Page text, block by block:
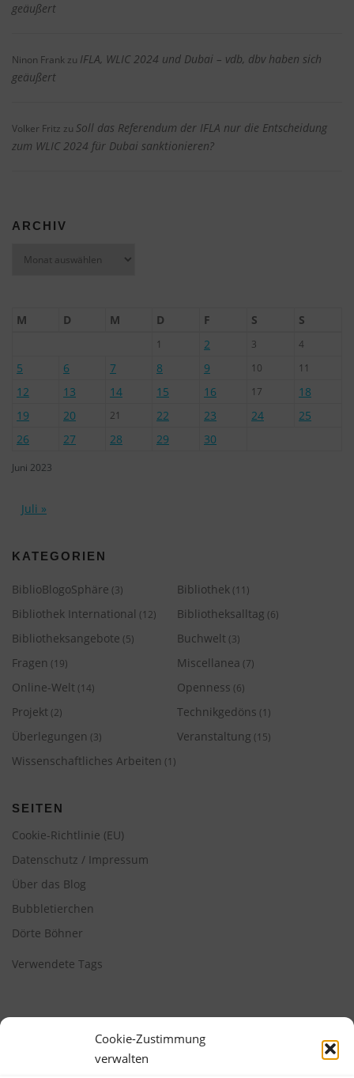
Cookie-Zustimmung
verwalten
geäußert
Ninon Frank zu IFLA, WLIC 2024 und Dubai – vdb, dbv haben sich
geäußert
Volker Fritz zu Soll das Referendum der IFLA nur die Entscheidung
zum WLIC 2024 für Dubai sanktionieren?
ARCHIV
Juni 2023
M D M D F S S
1 2 3 4
5 6 7 8 9 10 11
12 13 14 15 16 17
18
19
20 21 22 23 24
25
26
27 28 29 30
Juli »
KATEGORIEN
BiblioBlogoSphäre (3) Bibliothek (11)
Bibliothek International (12) Bibliotheksalltag (6)
Bibliotheksangebote (5) Buchwelt (3)
Fragen (19) Miscellanea (7)
Online-Welt (14) Openness (6)
Projekt (2) Technikgedöns (1)
Überlegungen (3) Veranstaltung (15)
Wissenschaftliches Arbeiten (1)
SEITEN
Cookie-Richtlinie (EU)
Datenschutz / Impressum
Über das Blog
Bubbletierchen
Dörte Böhner
Verwendete Tags